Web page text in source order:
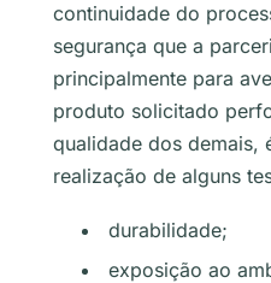
continuidade do
segurança que a
principalmente para
produto solicitado
qualidade dos demais,
realização de alguns
durabilidade;
exposição ao